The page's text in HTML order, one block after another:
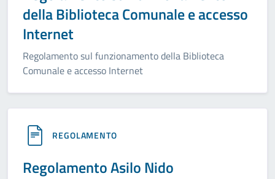
della Biblioteca Comunale e accesso
Internet
Regolamento sul funzionamento della Biblioteca
Comunale e accesso Internet
REGOLAMENTO
Regolamento Asilo Nido